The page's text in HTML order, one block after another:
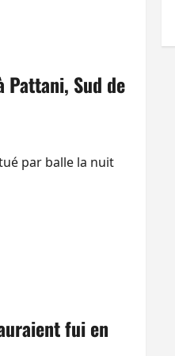
Sud de
par balle la nuit
fui en